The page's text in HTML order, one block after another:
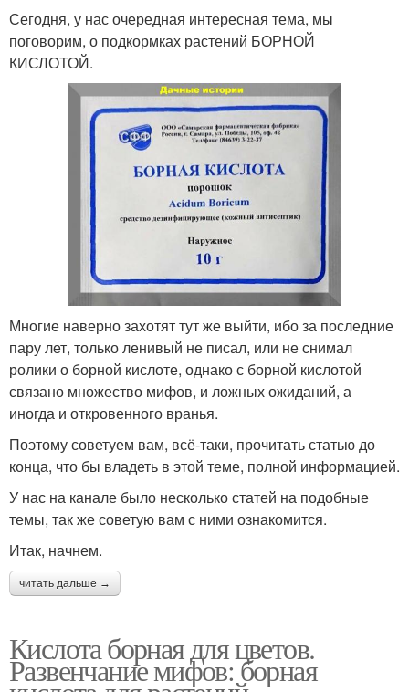
Сегодня, у нас очередная интересная тема, мы
поговорим, о подкормках растений БОРНОЙ
КИСЛОТОЙ.
Многие наверно захотят тут же выйти, ибо за последние
пару лет, только ленивый не писал, или не снимал
ролики о борной кислоте, однако с борной кислотой
связано множество мифов, и ложных ожиданий, а
иногда и откровенного вранья.
Поэтому советуем вам, всё-таки, прочитать статью до
конца, что бы владеть в этой теме, полной информацией.
У нас на канале было несколько статей на подобные
темы, так же советую вам с ними ознакомится.
Итак, начнем.
читать дальше →
Кислота борная для цветов.
Развенчание мифов: борная